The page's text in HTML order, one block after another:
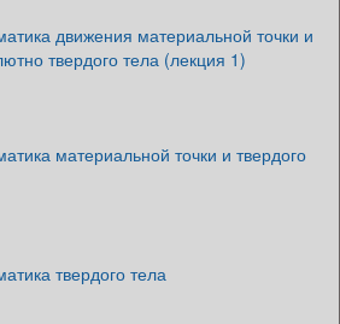
движения материальной точки и
твердого тела (лекция 1)
материальной точки и твердого
твердого тела